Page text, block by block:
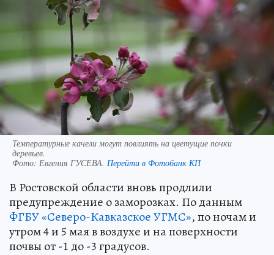
Температурные качели могут повлиять на цветущие почки
деревьев.
Фото: Евгения ГУСЕВА. Перейти в Фотобанк КП
В Ростовской области вновь продлили
предупреждение о заморозках. По данным
ФГБУ «Северо-Кавказское УГМС», по ночам и
утром 4 и 5 мая в воздухе и на поверхности
почвы от -1 до -3 градусов.